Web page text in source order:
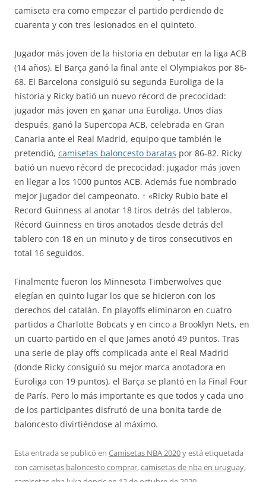
camiseta era como empezar el partido perdiendo de
cuarenta y con tres lesionados en el quinteto.
Jugador más joven de la historia en debutar en la liga ACB
(14 años). El Barça ganó la final ante el Olympiakos por 86-
68. El Barcelona consiguió su segunda Euroliga de la
historia y Ricky batió un nuevo récord de precocidad:
jugador más joven en ganar una Euroliga. Unos días
después, ganó la Supercopa ACB, celebrada en Gran
Canaria ante el Real Madrid, equipo que también le
pretendió, camisetas baloncesto baratas por 86-82. Ricky
batió un nuevo récord de precocidad: jugador más joven
en llegar a los 1000 puntos ACB. Además fue nombrado
mejor jugador del campeonato. ↑ «Ricky Rubio bate el
Record Guinness al anotar 18 tiros detrás del tablero».
Récord Guinness en tiros anotados desde detrás del
tablero con 18 en un minuto y de tiros consecutivos en
total 16 seguidos.
Finalmente fueron los Minnesota Timberwolves que
elegían en quinto lugar los que se hicieron con los
derechos del catalán. En playoffs eliminaron en cuatro
partidos a Charlotte Bobcats y en cinco a Brooklyn Nets, en
un cuarto partido en el que James anotó 49 puntos. Tras
una serie de play offs complicada ante el Real Madrid
(donde Ricky consiguió su mejor marca anotadora en
Euroliga con 19 puntos), el Barça se plantó en la Final Four
de París. Pero lo más importante es que todos y cada uno
de los participantes disfrutó de una bonita tarde de
baloncesto divirtiéndose al máximo.
Esta entrada se publicó en Camisetas NBA 2020y está etiquetada
con camisetas baloncesto comprar,camisetas de nba en uruguay,